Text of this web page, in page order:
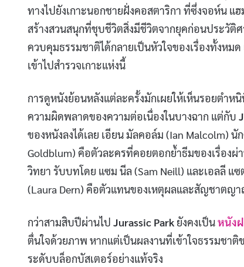
ทางไปยังเกาะนอกชายฝั่งคอสตาริกา ที่ซึ่งจอห์น แ
สร้างสวนสนุกที่ชุบชีวิตสิ่งมีชีวิตจากยุคก่อนประวั
ควบคุมธรรมชาติได้กลายเป็นหัวใจของเรื่องทั้งห
เข้าไปสำรวจเกาะแห่งนี้
การดูหนังย้อนหลังแต่ละครั้งมักเผยให้เห็นรอยตำ
ความผิดพลาดของความต่อเนื่องในบางฉาก แต่กับ
ของหนังลงได้เลย เอียน มัลคอล์ม (Ian Malcolm)
Goldblum) คือตัวละครที่คอยตอกย้ำธีมของเรื่อง
วิทยา รับบทโดย แซม นีล (Sam Neill) และเอลลี แ
(Laura Dern) คือตัวแทนของเหตุผลและสัญชาตญ
กว่าสามสิบปีผ่านไป Jurassic Park ยังคงเป็นหนัง
ตื่นใจด้วยภาพ หากแต่เป็นผลงานที่เข้าใจธรรมชาติ
ระดับบล็อกบัสเตอร์อย่างแท้จริง